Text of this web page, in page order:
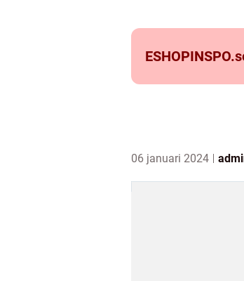
ESHOPINSPO.
06 januari 2024